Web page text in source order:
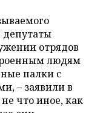
отрядов
людям
палки с
– заявили в
что иное, как